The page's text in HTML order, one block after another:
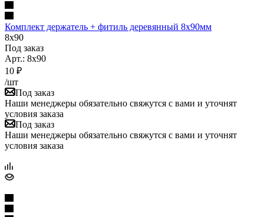
Комплект держатель + фитиль деревянный 8х90мм
8x90
Под заказ
Арт.: 8x90
10 ₽
/шт
Под заказ
Наши менеджеры обязательно свяжутся с вами и уточнят
условия заказа
Под заказ
Наши менеджеры обязательно свяжутся с вами и уточнят
условия заказа